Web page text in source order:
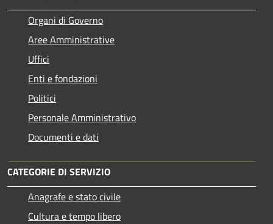
Organi di Governo
Aree Amministrative
Uffici
Enti e fondazioni
Politici
Personale Amministrativo
Documenti e dati
CATEGORIE DI SERVIZIO
Anagrafe e stato civile
Cultura e tempo libero